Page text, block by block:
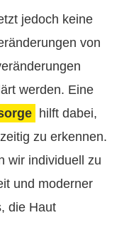
jedoch keine
von
werden. Eine
hilft dabei,
zu erkennen.
wir individuell zu
und moderner
die Haut